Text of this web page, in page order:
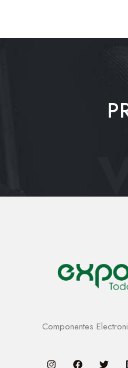
Componentes